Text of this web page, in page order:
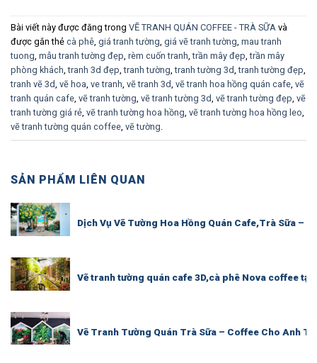
Bài viết này được đăng trong VẼ TRANH QUÁN COFFEE - TRÀ SỮA và
được gắn thẻ cà phê, giá tranh tường, giá vẽ tranh tường, mau tranh
tuong, mẫu tranh tường đẹp, rèm cuốn tranh,trần mây đẹp,trần mây
phòng khách,tranh 3d đẹp,tranh tường,tranh tường 3d,tranh tường đẹp,
tranh vẽ 3d, vẽ hoa, ve tranh, vẽ tranh 3d, vẽ tranh hoa hồng quán cafe, vẽ
tranh quán cafe, vẽ tranh tường, vẽ tranh tường 3d, vẽ tranh tường đẹp, vẽ
tranh tường giá rẻ, vẽ tranh tường hoa hồng, vẽ tranh tường hoa hồng leo,
vẽ tranh tường quán coffee, vẽ tường.
SẢN PHẨM LIÊN QUAN
Dịch Vụ Vẽ Tường Hoa Hồng Quán Cafe,Trà Sữa –
Vẽ tranh tường quán cafe 3D,cà phê Nova coffee tại
Vẽ Tranh Tường Quán Trà Sữa – Coffee Cho Anh